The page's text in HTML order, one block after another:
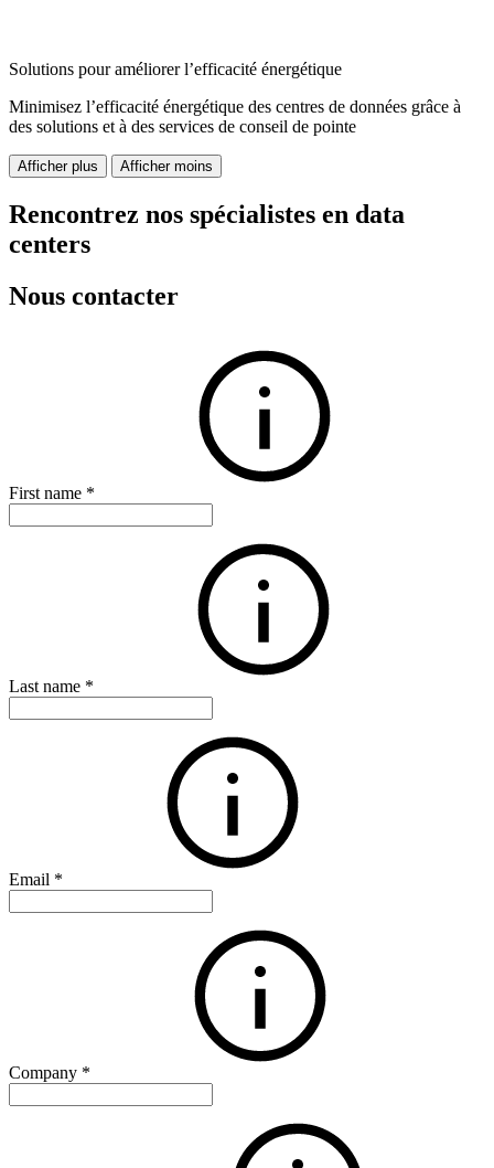
Solutions pour améliorer l’efficacité énergétique
Minimisez l’efficacité énergétique des centres de données grâce à
des solutions et à des services de conseil de pointe
Afficher plus Afficher moins
Rencontrez nos spécialistes en data
centers
Nous contacter
First name *
Last name *
Email *
Company *